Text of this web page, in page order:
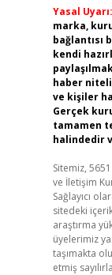
Yasal Uyarı:
marka,
bağlantısı
kendi
haber
ve kişiler
Gerçek
tamamen
halindedir
Sitemiz,
ve İletişim
Sağlayıcı
sitedeki
araştırma
üyelerimiz
taşımakta
etmiş